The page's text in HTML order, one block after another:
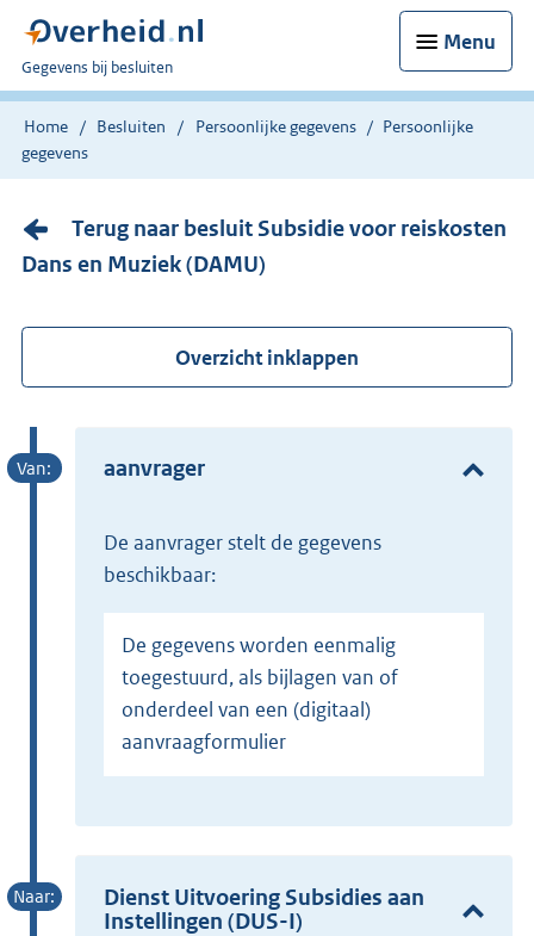
Menu
U
bent
nu
Gegevens bij besluiten
Home Besluiten Persoonlijke gegevens
Persoonlijke
gegevens
Terug naar besluit Subsidie voor reiskosten
Dans en Muziek (DAMU)
Overzicht inklappen
aanvrager
de aanvrager stelt de gegevens
beschikbaar:
De gegevens worden eenmalig
toegestuurd, als bijlagen van of
onderdeel van een (digitaal)
aanvraagformulier
Dienst Uitvoering Subsidies aan
Instellingen (DUS-I)